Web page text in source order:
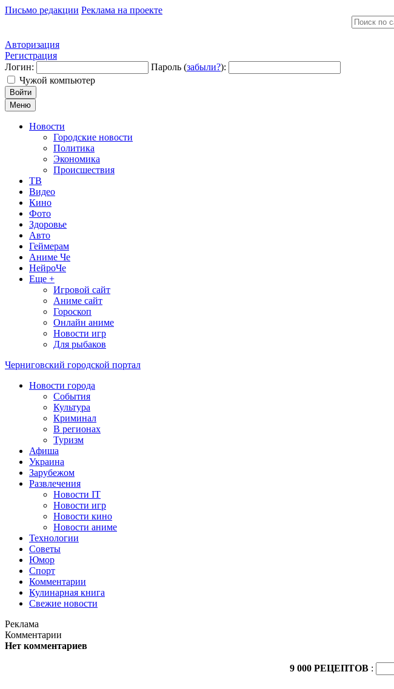
Письмо редакции Реклама на проекте
Авторизация
Регистрация
Логин:
Пароль (забыли?):
Чужой компьютер
Войти
Меню
Новости
Городские новости
Политика
Экономика
Происшествия
ТВ
Видео
Кино
Фото
Здоровье
Авто
Геймерам
Аниме Че
НейроЧе
Еще +
Игровой сайт
Аниме сайт
Гороскоп
Онлайн аниме
Новости игр
Для рыбаков
Черниговский городской портал
Новости города
События
Культура
Криминал
В регионах
Туризм
Афиша
Украина
Зарубежом
Развлечения
Новости IT
Новости игр
Новости кино
Новости аниме
Технологии
Советы
Юмор
Спорт
Комментарии
Кулинарная книга
Свежие новости
Реклама
Комментарии
Нет комментариев
9 000 РЕЦЕПТОВ :